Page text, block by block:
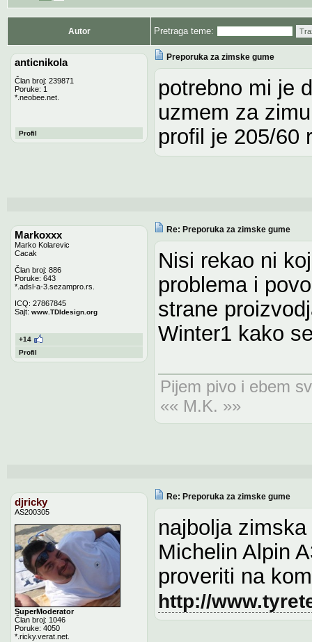
Autor Pretraga teme:
anticnikola
Član broj: 239871
Poruke: 1
*.neobee.net.
Profil
Preporuka za zimske gume
potrebno mi je
uzmem za
profil je 205/60
Markoxxx
Marko Kolarevic
Cacak
Član broj: 886
Poruke: 643
*.adsl-a-3.sezampro.rs.
ICQ: 27867845
Sajt: www.TDIdesign.org
+14
Profil
Re: Preporuka za zimske gume
Nisi rekao ni
problema i
strane
Winter1 kako
Pijem pivo i ebem
«« M.K. »»
djricky
AS200305
SuperModerator
Član broj: 1046
Poruke: 4050
*.ricky.verat.net.
Re: Preporuka za zimske gume
najbolja
Michelin Alpin
proveriti na
http://